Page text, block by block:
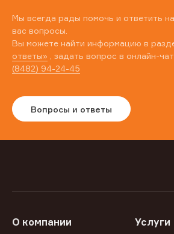
Мы всегда рады помочь и ответить
вас вопросы.
Вы можете найти информацию в
ответы» , задать вопрос в онлайн-
(8482) 94-24-45
Вопросы и ответы
О компании Услуги